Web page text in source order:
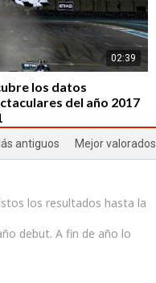
02:39
los datos
del año 2017
antiguos Mejor valorados
los resultados hasta la
debut. A fin de año lo